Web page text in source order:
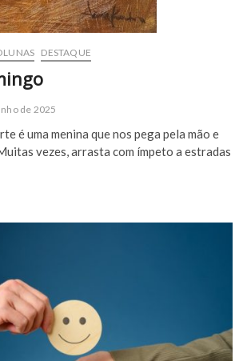
DESTAQUE
de 2025
é uma menina que nos pega pela mão e
vezes, arrasta com ímpeto a estradas